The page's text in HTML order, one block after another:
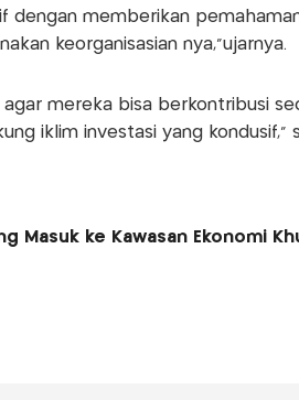
dengan memberikan
keorganisasian nya,”ujarnya.
agar mereka bisa berkontribusi
iklim investasi yang kondusif,"
Masuk ke Kawasan Ekonomi